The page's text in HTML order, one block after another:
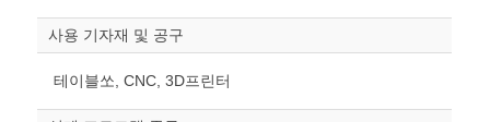
사용 기자재 및 공구
테이블쏘, CNC, 3D프린터